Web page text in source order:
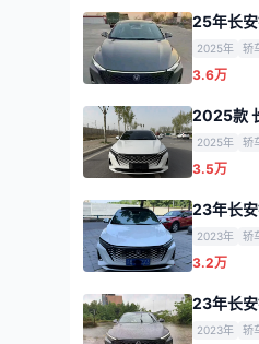
25年长
2025年 轿
3.6万
2025款
2025年 轿
3.5万
23年长
2023年 轿
3.2万
23年长
2023年 轿